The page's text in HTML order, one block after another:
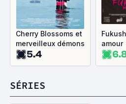
Cherry Blossoms et
merveilleux démons
5.4
amour
SÉRIES